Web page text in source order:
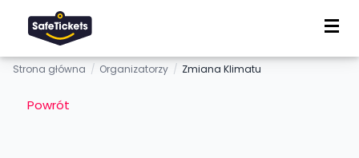
Strona główna / Organizatorzy / Zmiana Klimatu
Powrót